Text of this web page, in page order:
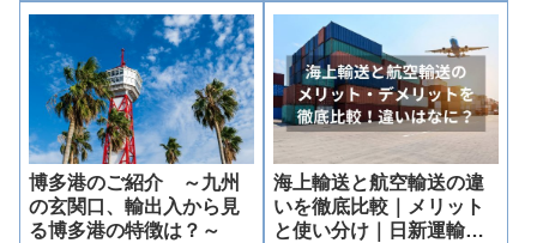
博多港のご紹介 ～九州
の玄関口、輸出入から見
る博多港の特徴は？～
海上輸送と航空輸送の違
いを徹底比較｜メリット
と使い分け｜日新運輸工